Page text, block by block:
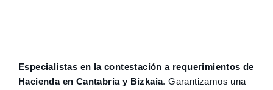
Especialistas en la contestación a requerimientos de
Hacienda en Cantabria y Bizkaia. Garantizamos una